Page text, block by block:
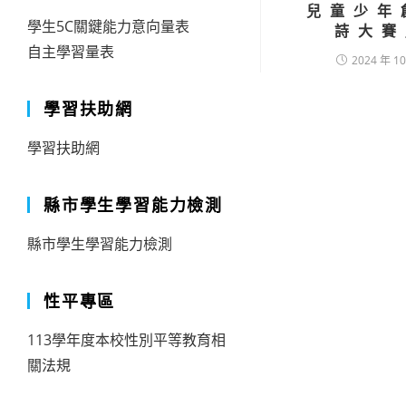
兒童少年
詩大
2024 年
學生5C關鍵能力意向量表
自主學習量表
學習扶助網
學習扶助網
縣市學生學習能力檢測
縣市學生學習能力檢測
性平專區
113學年度本校性別平等教育相
關法規